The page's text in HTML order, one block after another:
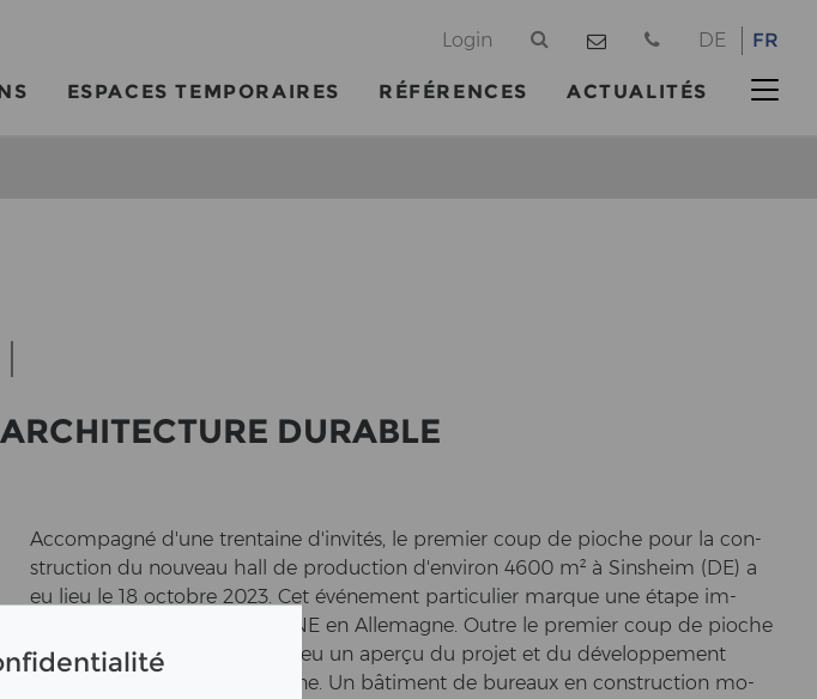
DE FR
Login
ESPACES TEMPORAIRES RÉFÉRENCES ACTUALITÉS
DURA­BLE
Accompagné d'une tren­taine d'invités, le pre­mier coup de pio­che pour la con­
struc­tion du nou­veau hall de pro­duc­tion d'en­vi­ron 4600 m² à Sins­heim (DE) a
eu lieu le 18 oc­tobre 2023. Cet événement par­ti­cu­lier mar­que une étape im­
portan­te dans l'his­toire d'ERNE en Al­le­ma­gne. Outre le pre­mier coup de pio­che
sym­bo­li­que, les vi­si­teurs* ont eu un aperçu du pro­jet et du développement
d'ERNE Holz­bau en Al­le­ma­gne. Un bâtiment de bu­reaux en con­struc­tion mo­